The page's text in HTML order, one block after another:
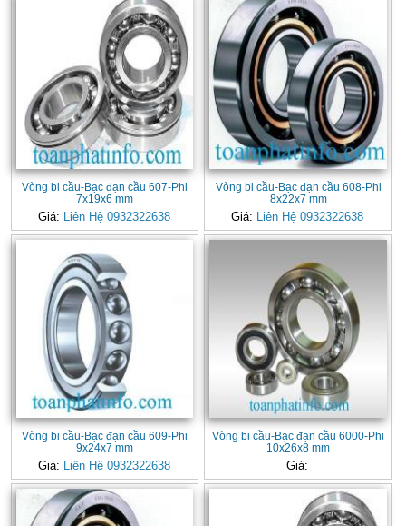
Vòng bi cầu-Bạc đạn cầu 607-Phi
7x19x6 mm
Giá: Liên Hệ 0932322638
Vòng bi cầu-Bạc đạn cầu 608-Phi
8x22x7 mm
Giá: Liên Hệ 0932322638
Vòng bi cầu-Bạc đạn cầu 609-Phi
9x24x7 mm
Giá: Liên Hệ 0932322638
Vòng bi cầu-Bạc đạn cầu 6000-Phi
10x26x8 mm
Giá: